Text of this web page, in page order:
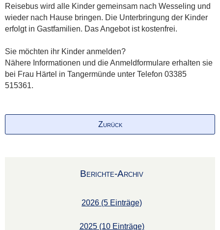
Reisebus wird alle Kinder gemeinsam nach Wesseling und
wieder nach Hause bringen. Die Unterbringung der Kinder
erfolgt in Gastfamilien. Das Angebot ist kostenfrei.
Sie möchten ihr Kinder anmelden?
Nähere Informationen und die Anmeldformulare erhalten sie
bei Frau Härtel in Tangermünde unter Telefon 03385
515361.
Zurück
Berichte-Archiv
2026 (5 Einträge)
2025 (10 Einträge)